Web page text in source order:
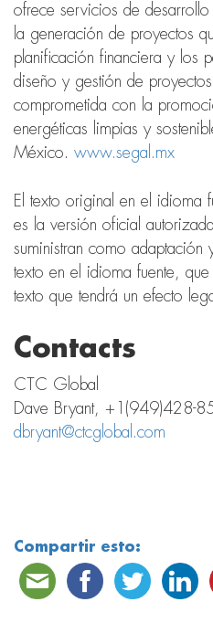
ofrece servicios de
la generación de proyectos
planificación financiera y los
diseño y gestión de
comprometida con la
energéticas limpias y
México. www.segal.mx
El texto original en el idioma
es la versión oficial
suministran como adaptación
texto en el idioma fuente,
texto que tendrá un efecto
Contacts
CTC Global
Dave Bryant, +1(949)428-
dbryant@ctcglobal.com
Compartir esto: